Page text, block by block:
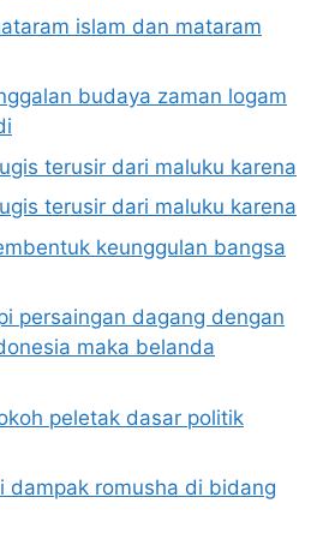
islam dan mataram
budaya zaman logam
terusir dari maluku karena
terusir dari maluku karena
keunggulan bangsa
persaingan dagang dengan
maka belanda
peletak dasar politik
dampak romusha di bidang